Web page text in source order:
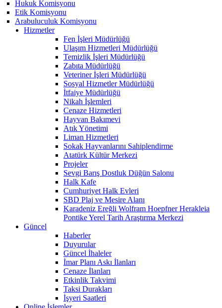
Hukuk Komisyonu
Etik Komisyonu
Arabuluculuk Komisyonu
Hizmetler
Fen İşleri Müdürlüğü
Ulaşım Hizmetleri Müdürlüğü
Temizlik İşleri Müdürlüğü
Zabıta Müdürlüğü
Veteriner İşleri Müdürlüğü
Sosyal Hizmetler Müdürlüğü
İtfaiye Müdürlüğü
Nikah İşlemleri
Cenaze Hizmetleri
Hayvan Bakımevi
Atık Yönetimi
Liman Hizmetleri
Sokak Hayvanlarını Sahiplendirme
Atatürk Kültür Merkezi
Projeler
Sevgi Barış Dostluk Düğün Salonu
Halk Kafe
Cumhuriyet Halk Evleri
SBD Plaj ve Mesire Alanı
Karadeniz Ereğli Wolfram Hoepfner Herakleia
Pontike Yerel Tarih Araştırma Merkezi
Güncel
Haberler
Duyurular
Güncel İhaleler
İmar Planı Askı İlanları
Cenaze İlanları
Etkinlik Takvimi
Taksi Durakları
İşyeri Saatleri